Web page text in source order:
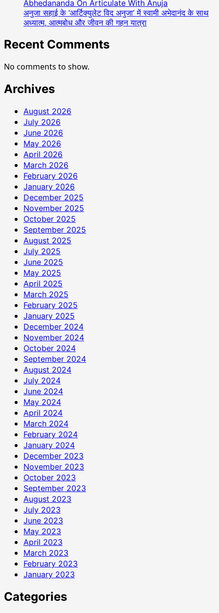
Abhedananda On Articulate With Anuja
अनुजा सहाई के ‘आर्टिक्युलेट विद अनुजा’ में स्वामी अभेदानंद के साथ
अध्यात्म, आत्मबोध और जीवन की गहन यात्रा
Recent Comments
No comments to show.
Archives
August 2026
July 2026
June 2026
May 2026
April 2026
March 2026
February 2026
January 2026
December 2025
November 2025
October 2025
September 2025
August 2025
July 2025
June 2025
May 2025
April 2025
March 2025
February 2025
January 2025
December 2024
November 2024
October 2024
September 2024
August 2024
July 2024
June 2024
May 2024
April 2024
March 2024
February 2024
January 2024
December 2023
November 2023
October 2023
September 2023
August 2023
July 2023
June 2023
May 2023
April 2023
March 2023
February 2023
January 2023
Categories